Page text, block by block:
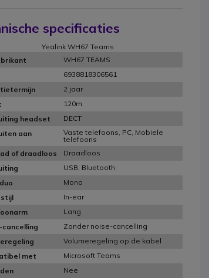
specificaties
Yealink WH67 Teams
WH67 TEAMS
6938818306561
2 jaar
120m
headset
DECT
aan
Vaste telefoons, PC, Mobiele
telefoons
of draadloos
Draadloos
USB, Bluetooth
Mono
In-ear
Lang
cancelling
Zonder noise-cancelling
Volumeregeling op de kabel
met
Microsoft Teams
Nee